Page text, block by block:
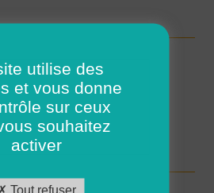
(H/F)
utilise des
et vous donne
sur ceux
souhaitez
activer
Tout refuser